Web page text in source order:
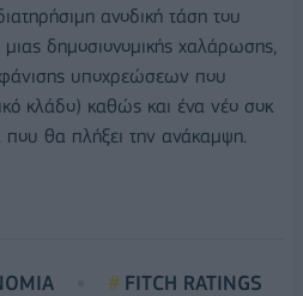
ανοδική τάση του
δημοσιονομικής χαλάρωσης,
υποχρεώσεων που
κλάδο) καθώς και ένα νέο σοκ
που θα πλήξει την ανάκαμψη.
FITCH RATINGS